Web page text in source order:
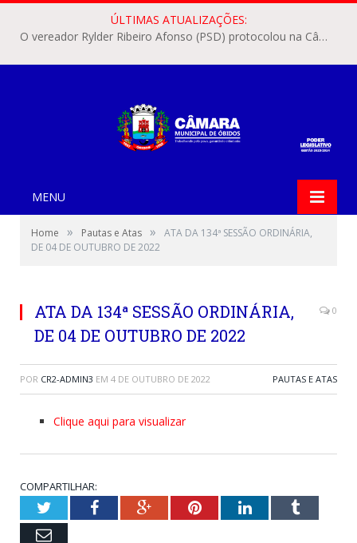
ÚLTIMAS ATUALIZAÇÕES:
O vereador Rylder Ribeiro Afonso (PSD) protocolou na Câmara Municipal de Óbidos o Requerimento nº 346/2026.
MENU
Home » Pautas e Atas »
ATA DA 134ª SESSÃO ORDINÁRIA,
DE 04 DE OUTUBRO DE 2022
ATA DA 134ª SESSÃO ORDINÁRIA,
DE 04 DE OUTUBRO DE 2022
0
POR CR2-ADMIN3 EM 4 DE OUTUBRO DE 2022 PAUTAS E ATAS
Clique aqui para visualizar
COMPARTILHAR:
TwitterFacebookGoogle+PinterestLinkedInTumblr
Email